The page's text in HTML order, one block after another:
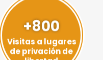
+800
Visitas a lugares
de privación de
libertad